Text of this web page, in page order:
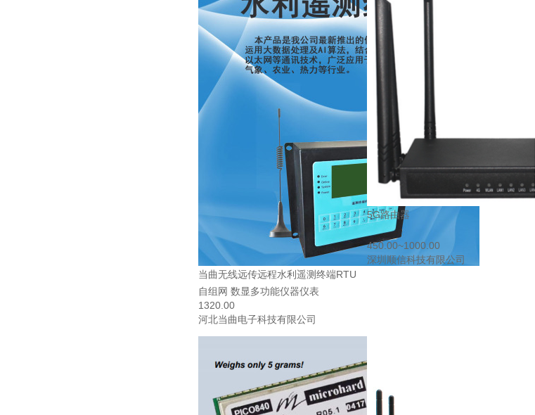
当曲无线远传远程水利遥测终端RTU
自组网 数显多功能仪器仪表
1320.00
河北当曲电子科技有限公司
5G路由器
450.00~1000.00
深圳顺信科技有限公司